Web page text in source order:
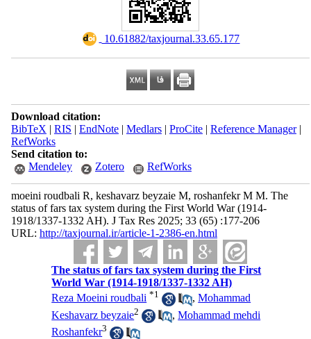
‎ 10.61882/taxjournal.33.65.177
Download citation:
BibTeX | RIS | EndNote| Medlars| ProCite| Reference Manager|
RefWorks
Send citation to:
Mendeley
Zotero RefWorks
moeini roudbali R, keshavarz beyzaie M, roshanfekr M M. The
status of fars tax system during the First World War (1914-
1918/1337-1332 AH). J Tax Res 2025; 33 (65) :177-206
URL: http://taxjournal.ir/article-1-2386-en.html
The status of fars tax system during the First
World War (1914-1918/1337-1332 AH)
Reza Moeini roudbali *1 ,Mohammad
Keshavarz beyzaie2 ,Mohammad mehdi
Roshanfekr3